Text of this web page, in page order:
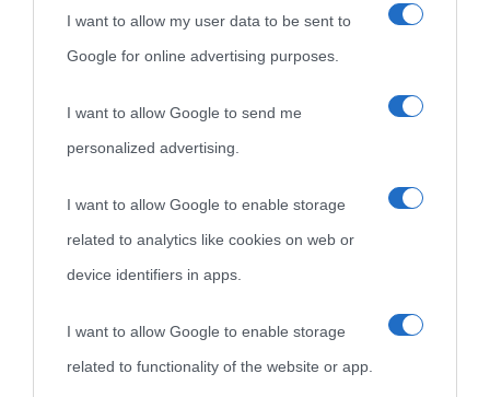
I want to allow my user data to be sent to
Google for online advertising purposes.
I want to allow Google to send me
personalized advertising.
I want to allow Google to enable storage
related to analytics like cookies on web or
device identifiers in apps.
I want to allow Google to enable storage
related to functionality of the website or app.
nell'avversa.» (Aristotele -Frasi sulla cultura)
Biografie di Ricorrenze Mappa del sito